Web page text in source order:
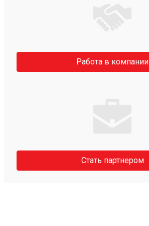
Работа в компании
Стать партнером